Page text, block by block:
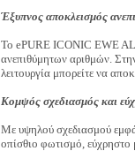
Έξυπνος αποκλεισμός
Το ePURE ICONIC EWE
ανεπιθύμητων αριθμών.
λειτουργία μπορείτε να
Κομψός σχεδιασμός και
Με υψηλού σχεδιασμού
οπίσθιο φωτισμό, εύχρηστο